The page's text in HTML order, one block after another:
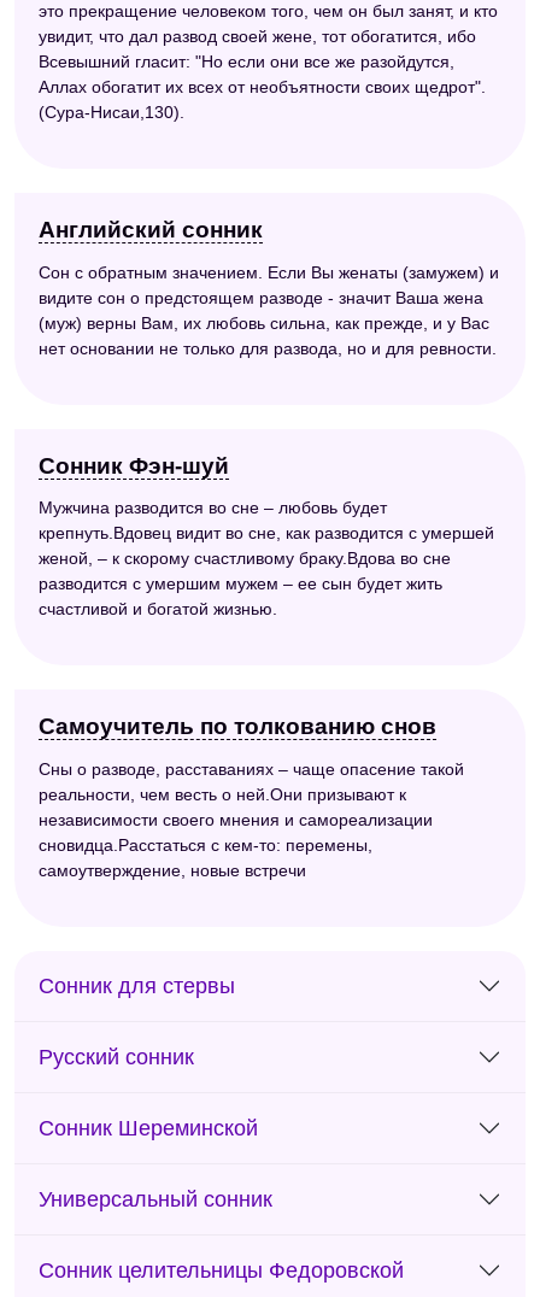
это прекращение человеком того, чем он был занят, и кто
увидит, что дал развод своей жене, тот обогатится, ибо
Всевышний гласит: "Но если они все же разойдутся,
Аллах обогатит их всех от необъятности своих щедрот".
(Сура-Нисаи,130).
Английский сонник
Сон с обратным значением. Если Вы женаты (замужем) и
видите сон о предстоящем разводе - значит Ваша жена
(муж) верны Вам, их любовь сильна, как прежде, и у Вас
нет основании не только для развода, но и для ревности.
Сонник Фэн-шуй
Мужчина разводится во сне – любовь будет
крепнуть.Вдовец видит во сне, как разводится с умершей
женой, – к скорому счастливому браку.Вдова во сне
разводится с умершим мужем – ее сын будет жить
счастливой и богатой жизнью.
Самоучитель по толкованию снов
Сны о разводе, расставаниях – чаще опасение такой
реальности, чем весть о ней.Они призывают к
независимости своего мнения и самореализации
сновидца.Расстаться с кем-то: перемены,
самоутверждение, новые встречи
Сонник для стервы
Русский сонник
Сонник Шереминской
Универсальный сонник
Сонник целительницы Федоровской